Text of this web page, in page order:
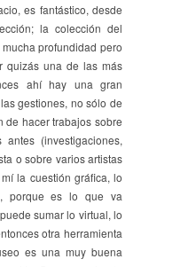
es fantástico, desde
la colección del
profundidad pero
quizás una de las más
ahí hay una gran
gestiones, no sólo de
de hacer trabajos sobre
(investigaciones,
o sobre varios artistas
la cuestión gráfica, lo
porque es lo que va
sumar lo virtual, lo
otra herramienta
es una muy buena